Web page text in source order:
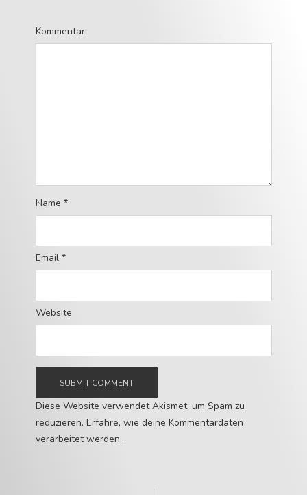
Kommentar
Name *
Email *
Website
Diese Website verwendet Akismet, um Spam zu
reduzieren. Erfahre, wie deine Kommentardaten
verarbeitet werden.